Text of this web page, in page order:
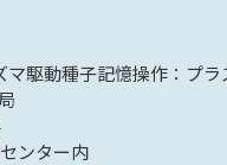
駆動種子記憶操作：プ
ンター内